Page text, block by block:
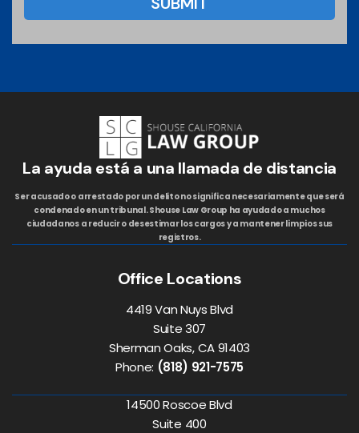
La ayuda está a una llamada de distancia
Ser acusado o arrestado por un delito no significa necesariamente que será
condenado en un tribunal. Shouse Law Group ha ayudado a muchos
ciudadanos a reducir o desestimar los cargos y a mantener limpios sus
registros.
Office Locations
4419 Van Nuys Blvd
Suite 307
Sherman Oaks, CA 91403
Phone: (818) 921-7575
14500 Roscoe Blvd
Suite 400